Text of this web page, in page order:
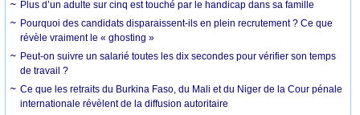
Plus d’un adulte sur cinq est touché par le handicap dans sa famille
Pourquoi des candidats disparaissent-ils en plein recrutement ? Ce que
révèle vraiment le « ghosting »
Peut-on suivre un salarié toutes les dix secondes pour vérifier son temps
de travail ?
Ce que les retraits du Burkina Faso, du Mali et du Niger de la Cour pénale
internationale révèlent de la diffusion autoritaire